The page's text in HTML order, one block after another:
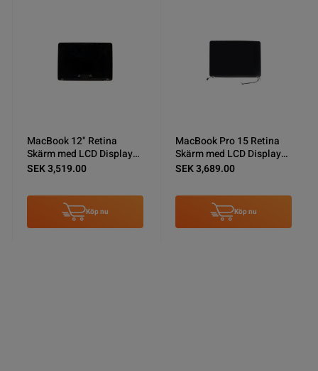
MacBook 12" Retina
Skärm med LCD Display
A1534 (2015/2016) -
SEK 3,519.00
Köp nu
MacBook Pro 15 Retina
Skärm med LCD Display
A1398 2013 och 2014
SEK 3,689.00
Köp nu